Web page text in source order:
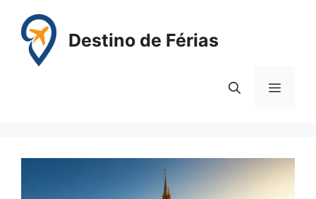
para
conteúdo
Destino de Férias
Menu